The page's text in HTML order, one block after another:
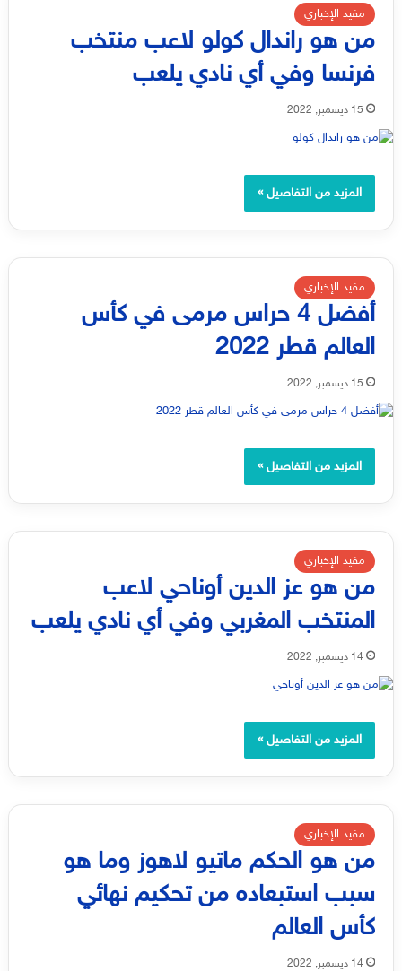
مفيد الإخباري
من هو راندال كولو لاعب منتخب
فرنسا وفي أي نادي يلعب
15 ديسمبر, 2022
المزيد من التفاصيل »
مفيد الإخباري
أفضل 4 حراس مرمى في كأس
العالم قطر 2022
15 ديسمبر, 2022
المزيد من التفاصيل »
مفيد الإخباري
من هو عز الدين أوناحي لاعب
المنتخب المغربي وفي أي نادي يلعب
14 ديسمبر, 2022
المزيد من التفاصيل »
مفيد الإخباري
من هو الحكم ماتيو لاهوز وما هو
سبب استبعاده من تحكيم نهائي
كأس العالم
14 ديسمبر, 2022